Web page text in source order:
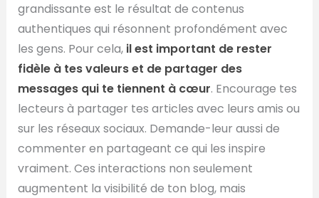
grandissante est le résultat de contenus
authentiques qui résonnent profondément avec
les gens. Pour cela, il est important de rester
fidèle à tes valeurs et de partager des
messages qui te tiennent à cœur. Encourage tes
lecteurs à partager tes articles avec leurs amis ou
sur les réseaux sociaux. Demande-leur aussi de
commenter en partageant ce qui les inspire
vraiment. Ces interactions non seulement
augmentent la visibilité de ton blog, mais